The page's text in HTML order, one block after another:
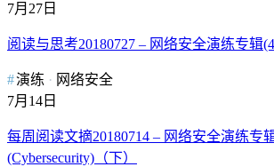
7月27日
阅读与思考20180727 – 网络安全演练专辑
演练
网络安全
7月14日
每周阅读文摘20180714 – 网络安全演练专
(Cybersecurity)（下）